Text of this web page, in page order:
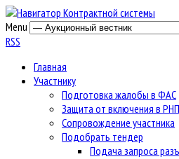
Menu
RSS
Главная
Участнику
Подготовка жалобы в ФАС
Защита от включения в РНП
Сопровождение участника
Подобрать тендер
Подача запроса